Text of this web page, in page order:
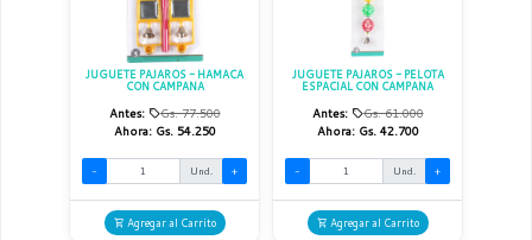
JUGUETE PAJAROS - HAMACA
CON CAMPANA
Antes:
Gs. 77.500
Ahora: Gs. 54.250
- Und. +
Agregar al Carrito
JUGUETE PAJAROS - PELOTA
ESPACIAL CON CAMPANA
Antes:
Gs. 61.000
Ahora: Gs. 42.700
- Und. +
Agregar al Carrito